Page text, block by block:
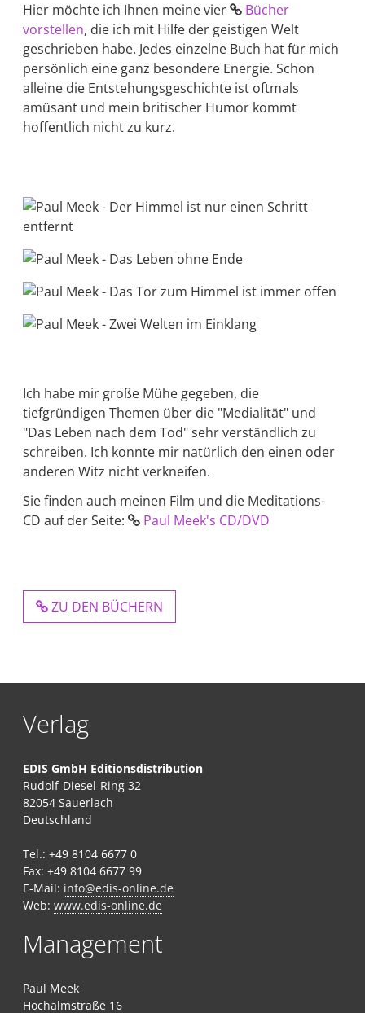
Hier möchte ich Ihnen meine vier ⁣
Bücher
vorstellen, die ich mit Hilfe der geistigen Welt
geschrieben habe. Jedes einzelne Buch hat für mich
persönlich eine ganz besondere Energie. Schon
alleine die Entstehungsgeschichte ist oftmals
amüsant und mein britischer Humor kommt
hoffentlich nicht zu kurz.
Ich habe mir große Mühe gegeben, die
tiefgründigen Themen über die "Medialität" und
"Das Leben nach dem Tod" sehr verständlich zu
schreiben. Ich konnte mir natürlich den einen oder
anderen Witz nicht verkneifen.
Sie finden auch meinen Film und die Meditations-
CD auf der Seite: ⁣
Paul Meek's CD/DVD
ZU DEN BÜCHERN
Verlag
EDIS GmbH Editionsdistribution
Rudolf-Diesel-Ring 32
82054 Sauerlach
Deutschland
Tel.: +49 8104 6677 0
Fax: +49 8104 6677 99
E-Mail: info@edis-online.de
Web:www.edis-online.de
Management
Paul Meek
Hochalmstraße 16